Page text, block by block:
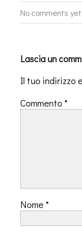
No comments yet
Lascia un
Il tuo indirizzo
Commento *
Nome *